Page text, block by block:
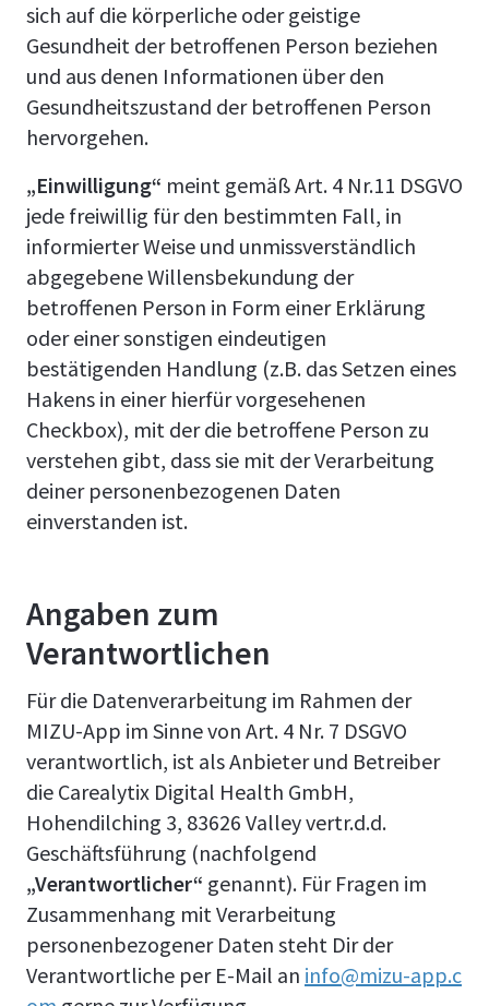
sich auf die körperliche oder geistige
Gesundheit der betroffenen Person beziehen
und aus denen Informationen über den
Gesundheitszustand der betroffenen Person
hervorgehen.
„Einwilligung“ meint gemäß Art. 4 Nr.11 DSGVO
jede freiwillig für den bestimmten Fall, in
informierter Weise und unmissverständlich
abgegebene Willensbekundung der
betroffenen Person in Form einer Erklärung
oder einer sonstigen eindeutigen
bestätigenden Handlung (z.B. das Setzen eines
Hakens in einer hierfür vorgesehenen
Checkbox), mit der die betroffene Person zu
verstehen gibt, dass sie mit der Verarbeitung
deiner personenbezogenen Daten
einverstanden ist.
Angaben zum
Verantwortlichen
Für die Datenverarbeitung im Rahmen der
MIZU-App im Sinne von Art. 4 Nr. 7 DSGVO
verantwortlich, ist als Anbieter und Betreiber
die Carealytix Digital Health GmbH,
Hohendilching 3, 83626 Valley vertr.d.d.
Geschäftsführung (nachfolgend
„Verantwortlicher“ genannt). Für Fragen im
Zusammenhang mit Verarbeitung
personenbezogener Daten steht Dir der
Verantwortliche per E-Mail an info@mizu-app.c